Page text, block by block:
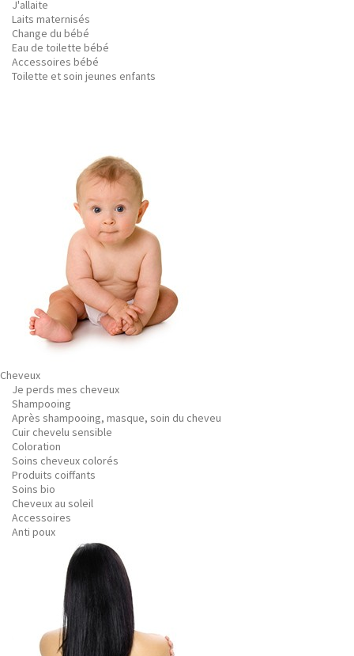
J'allaite
Laits maternisés
Change du bébé
Eau de toilette bébé
Accessoires bébé
Toilette et soin jeunes enfants
Cheveux
Je perds mes cheveux
Shampooing
Après shampooing, masque, soin du cheveu
Cuir chevelu sensible
Coloration
Soins cheveux colorés
Produits coiffants
Soins bio
Cheveux au soleil
Accessoires
Anti poux